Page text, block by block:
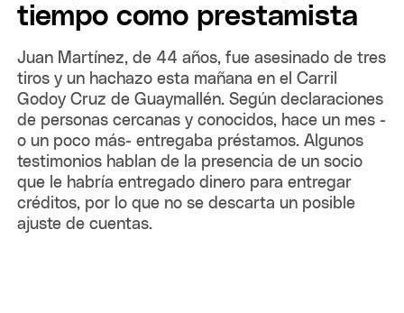
tiempo como prestamista
Juan Martínez, de 44 años, fue asesinado de tres
tiros y un hachazo esta mañana en el Carril
Godoy Cruz de Guaymallén. Según declaraciones
de personas cercanas y conocidos, hace un mes -
o un poco más- entregaba préstamos. Algunos
testimonios hablan de la presencia de un socio
que le habría entregado dinero para entregar
créditos, por lo que no se descarta un posible
ajuste de cuentas.